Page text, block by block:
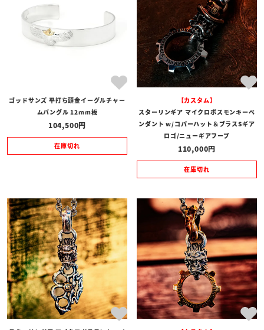
ゴッドサンズ 平打ち頭金イーグルチャー
ムバングル 12mm板
104,500
在庫切れ
【カスタム】
スターリンギア マイクロボスモンキーペ
ンダント w/コパーハット＆ブラスSギア
ロゴ/ニューギアフープ
110,000
在庫切れ